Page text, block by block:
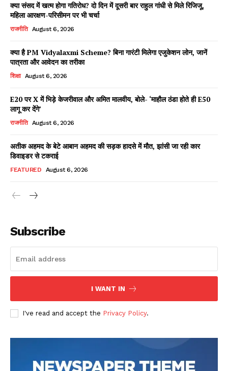
Facebook
Read Latest News on AIN
NEWS 1 App
क्या संसद में खत्म होगा गतिरोध? दो दिन में दूसरी बार राहुल गांधी से मिले रिजिजू,
महिला आरक्षण-परिसीमन पर भी चर्चा
राजनीति August 6, 2026
क्या है PM Vidyalaxmi Scheme? बिना गारंटी मिलेगा एजुकेशन लोन, जानें
पात्रता और आवेदन का तरीका
शिक्षा August 6, 2026
E20 पर X में भिड़े केजरीवाल और अमित मालवीय, बोले- ‘माहौल ठंडा होते ही E50
लागू कर देंगे’
राजनीति August 6, 2026
अतीक अहमद के बेटे आबान अहमद की सड़क हादसे में मौत, झांसी जा रही कार
डिवाइडर से टकराई
FEATURED August 6, 2026
Subscribe
I WANT IN
I've read and accept the Privacy Policy.